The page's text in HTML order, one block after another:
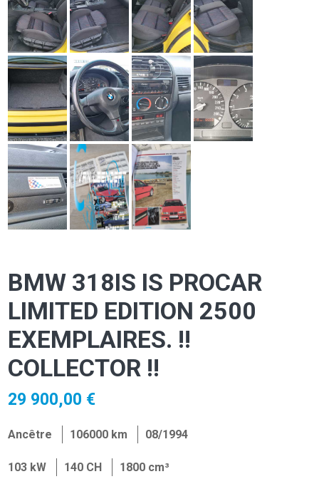
BMW 318IS IS PROCAR
LIMITED EDITION 2500
EXEMPLAIRES. !!
COLLECTOR !!
29 900,00 €
Ancêtre 106000 km 08/1994
103 kW 140 CH 1800 cm³